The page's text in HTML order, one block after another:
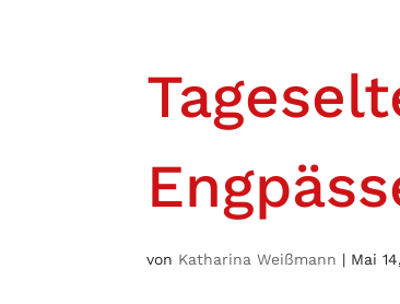
von Katharina Weißmann | Mai